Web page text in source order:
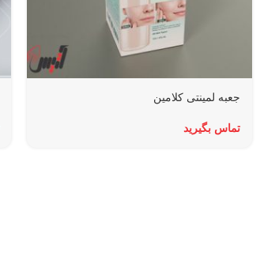
جعبه لمینتی کلامین
تماس بگیرید